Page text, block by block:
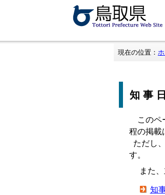
現在の位置：
知事
このペ
程の掲載
ただし
す。
また、
知